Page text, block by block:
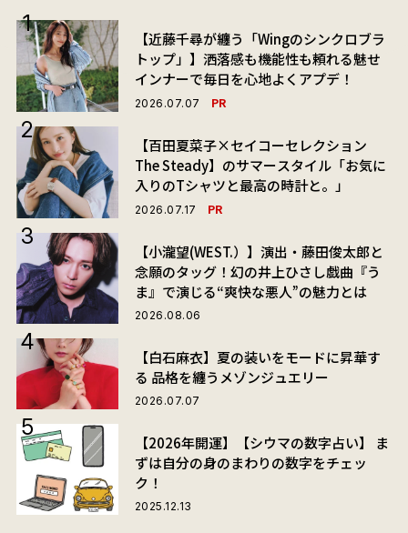
【近藤千尋が纏う「Wingのシンクロブラ
トップ」】洒落感も機能性も頼れる魅せ
インナーで毎日を心地よくアプデ！
2026.07.07 PR
【百田夏菜子×セイコーセレクション
The Steady】のサマースタイル「お気に
入りのTシャツと最高の時計と。」
2026.07.17 PR
【小瀧望(WEST.）】演出・藤田俊太郎と
念願のタッグ！幻の井上ひさし戯曲『う
ま』で演じる“爽快な悪人”の魅力とは
2026.08.06
【白石麻衣】夏の装いをモードに昇華す
る 品格を纏うメゾンジュエリー
2026.07.07
【2026年開運】【シウマの数字占い】 ま
ずは自分の身のまわりの数字をチェッ
ク！
2025.12.13